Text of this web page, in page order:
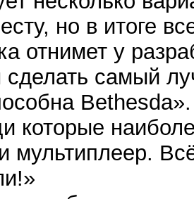
но в итоге
отнимет у
сделать самый
Bethesda».
которые
мультиплеер.